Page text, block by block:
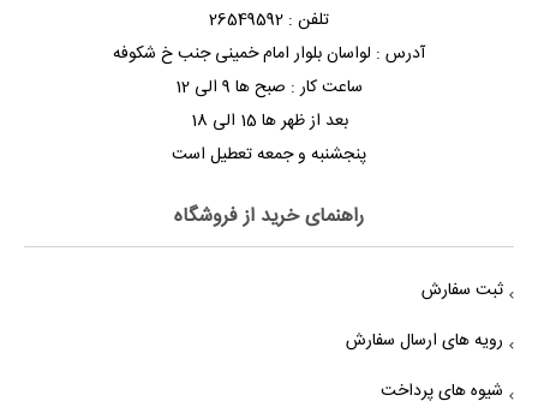
تلفن : 26549592
آدرس : لواسان بلوار امام خمینی جنب خ شکوفه
ساعت کار : صبح ها 9 الی 12
بعد از ظهر ها 15 الی 18
پنجشنبه و جمعه تعطیل است
راهنمای خرید از فروشگاه
ثبت سفارش
رویه های ارسال سفارش
شیوه های پرداخت